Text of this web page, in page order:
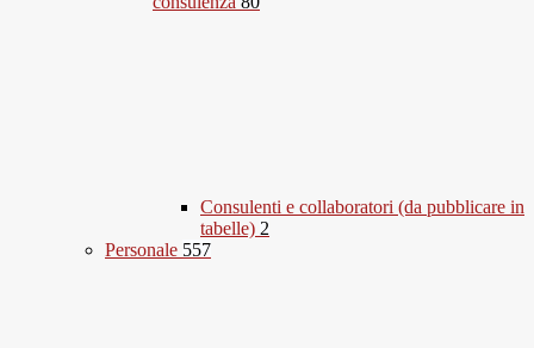
Consulenti e collaboratori (da pubblicare in
tabelle) 2
Personale 557